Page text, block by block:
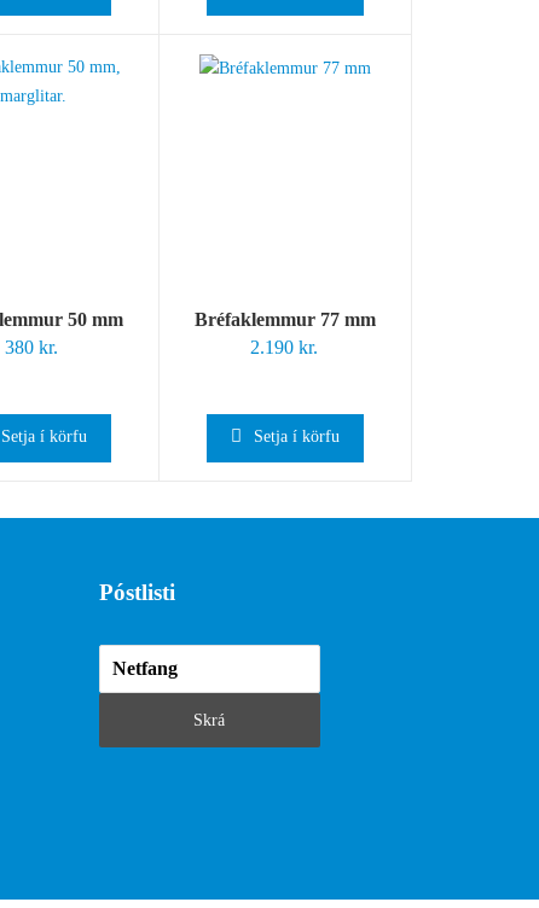
50 mm
380 kr.
Setja í körfu
Bréfaklemmur 77 mm
2.190 kr.
Setja í körfu
Póstlisti